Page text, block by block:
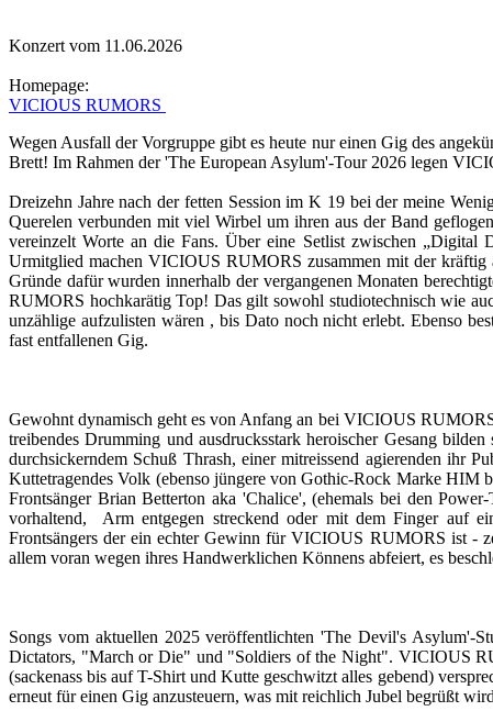
Konzert vom 11.06.2026
Homepage:
VICIOUS RUMORS
Wegen Ausfall der Vorgruppe gibt es heute nur einen Gig des
Brett! Im Rahmen der 'The European Asylum'-Tour 2026 legen
Dreizehn Jahre nach der fetten Session im K 19 bei der meine
Querelen verbunden mit viel Wirbel um ihren aus der Band
vereinzelt Worte an die Fans. Über eine Setlist zwischen
Urmitglied machen VICIOUS RUMORS zusammen mit der kräftig
Gründe dafür wurden innerhalb der vergangenen Monaten
RUMORS hochkarätig Top! Das gilt sowohl studiotechnisch wie
unzählige aufzulisten wären , bis Dato noch nicht erlebt. Ebenso
fast entfallenen Gig.
Gewohnt dynamisch geht es von Anfang an bei VICIOUS
treibendes Drumming und ausdrucksstark heroischer Gesang
durchsickerndem Schuß Thrash, einer mitreissend agierenden ihr
Kuttetragendes Volk (ebenso jüngere von Gothic-Rock Marke HIM
Frontsänger Brian Betterton aka 'Chalice', (ehemals bei den
vorhaltend, Arm entgegen streckend oder mit dem Finger auf
Frontsängers der ein echter Gewinn für VICIOUS RUMORS ist -
allem voran wegen ihres Handwerklichen Könnens abfeiert, es
Songs vom aktuellen 2025 veröffentlichten 'The Devil's
Dictators, "March or Die" und "Soldiers of the Night". VICIOUS
(sackenass bis auf T-Shirt und Kutte geschwitzt alles gebend)
erneut für einen Gig anzusteuern, was mit reichlich Jubel begrüßt